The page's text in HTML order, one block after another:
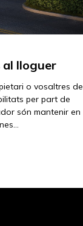
al lloguer
o vosaltres de
per part de
són mantenir en